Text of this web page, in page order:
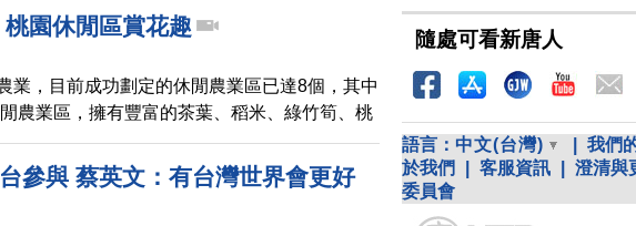
園休閒區賞花趣
業，目前成功劃定的休閒農業區已達8個，其中
農業區，擁有豐富的茶葉、稻米、綠竹筍、桃
合桃園市「一休區一花卉」的政策，將「桃金
前正逢開花季節，帶您一起去賞花。
參與 蔡英文：有台灣世界會更好
隨處可看新唐人
語言： 中文(台灣) 我們
於我們
客服資訊 澄清與
委員會